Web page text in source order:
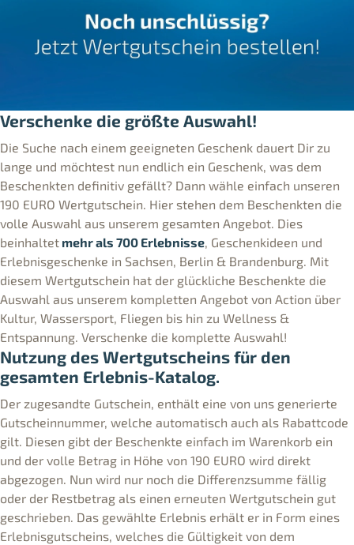
Verschenke die größte Auswahl!
Die Suche nach einem geeigneten Geschenk dauert Dir zu
lange und möchtest nun endlich ein Geschenk, was dem
Beschenkten definitiv gefällt? Dann wähle einfach unseren
190 EURO Wertgutschein. Hier stehen dem Beschenkten die
volle Auswahl aus unserem gesamten Angebot. Dies
beinhaltet mehr als 700 Erlebnisse, Geschenkideen und
Erlebnisgeschenke in Sachsen, Berlin & Brandenburg. Mit
diesem Wertgutschein hat der glückliche Beschenkte die
Auswahl aus unserem kompletten Angebot von Action über
Kultur, Wassersport, Fliegen bis hin zu Wellness &
Entspannung. Verschenke die komplette Auswahl!
Nutzung des Wertgutscheins für den
gesamten Erlebnis-Katalog.
Der zugesandte Gutschein, enthält eine von uns generierte
Gutscheinnummer, welche automatisch auch als Rabattcode
gilt. Diesen gibt der Beschenkte einfach im Warenkorb ein
und der volle Betrag in Höhe von 190 EURO wird direkt
abgezogen. Nun wird nur noch die Differenzsumme fällig
oder der Restbetrag als einen erneuten Wertgutschein gut
geschrieben. Das gewählte Erlebnis erhält er in Form eines
Erlebnisgutscheins, welches die Gültigkeit von dem